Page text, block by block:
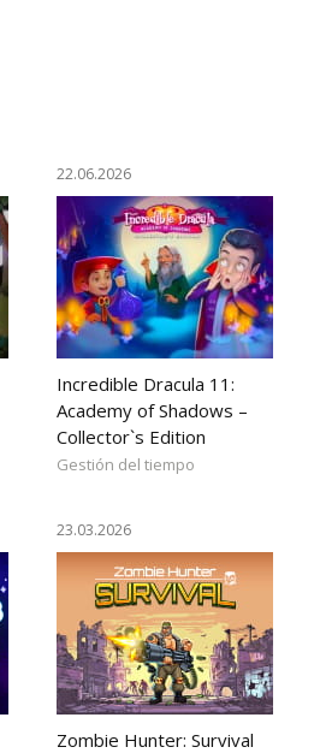
22.06.2026
Incredible Dracula 11:
Academy of Shadows –
Collector`s Edition
Gestión del tiempo
23.03.2026
Zombie Hunter: Survival